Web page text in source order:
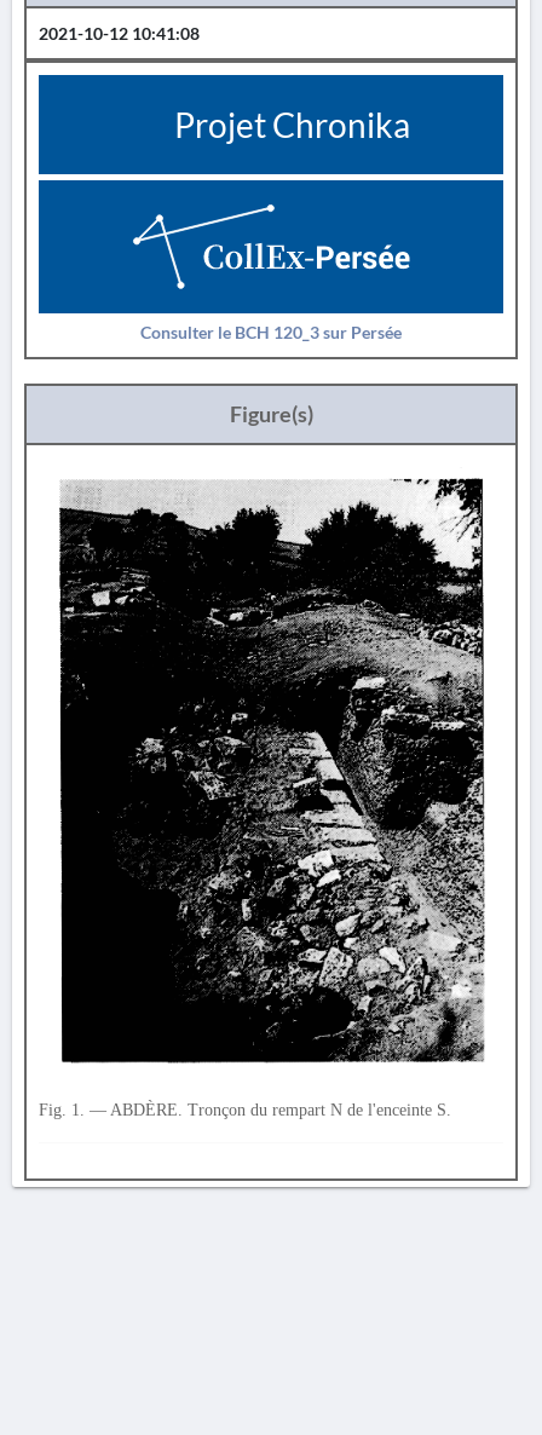
2021-10-12 10:41:08
Projet Chronika
Consulter le BCH 120_3 sur Persée
Figure(s)
Fig. 1. — ABDÈRE. Tronçon du rempart Ν de l'enceinte S.